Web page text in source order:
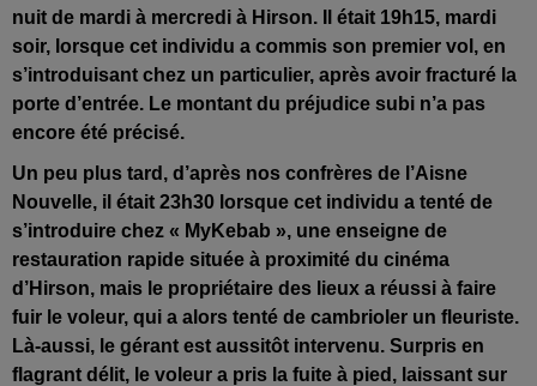
nuit de mardi à mercredi à Hirson. Il était 19h15, mardi
soir, lorsque cet individu a commis son premier vol, en
s’introduisant chez un particulier, après avoir fracturé la
porte d’entrée. Le montant du préjudice subi n’a pas
encore été précisé.
Un peu plus tard, d’après nos confrères de l’Aisne
Nouvelle, il était 23h30 lorsque cet individu a tenté de
s’introduire chez « MyKebab », une enseigne de
restauration rapide située à proximité du cinéma
d’Hirson, mais le propriétaire des lieux a réussi à faire
fuir le voleur, qui a alors tenté de cambrioler un fleuriste.
Là-aussi, le gérant est aussitôt intervenu. Surpris en
flagrant délit, le voleur a pris la fuite à pied, laissant sur